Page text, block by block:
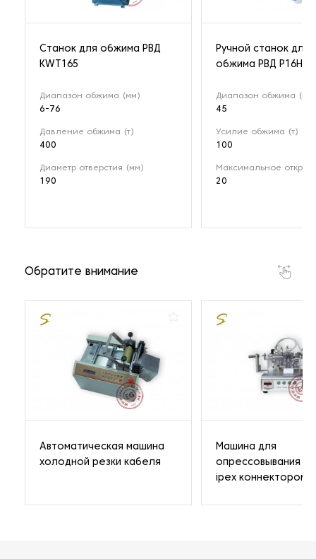
Станок для обжима РВД
KWT165
Диапазон обжима (мм)
6-76
Давление обжима (т)
400
Диаметр отверстия (мм)
190
Ручной станок для
обжима РВД P16HP
Диапазон обжима (мм)
45
Усилие обжима (т)
100
Максимальное
20
Обратите внимание
Автоматическая машина
холодной резки кабеля
Машина для
опрессовывания
ipex коннектором